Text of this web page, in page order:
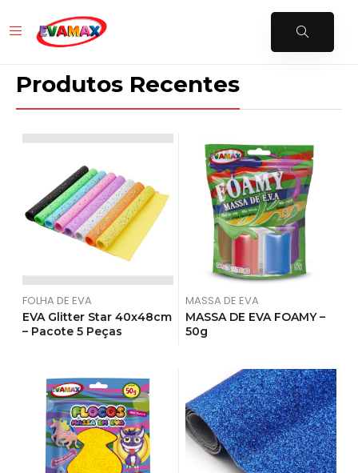
Produtos Recentes
FOLHA DE EVA
EVA Glitter Star 40x48cm
– Pacote 5 Peças
MASSA DE EVA
MASSA DE EVA FOAMY –
50g